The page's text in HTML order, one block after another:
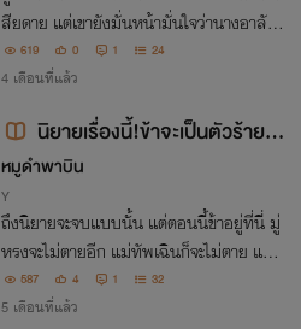
สียดาย แต่เขายังมั่นหน้ามั่นใจว่านางอาลัยอ
าวรณ์ ทั้งที่นางเลือกเดินหน้ารักคนใหม่ได้ไ
ฉไลสุดๆ คนใหม่คนนี้ที่มีรักแท้ให้นางตลอด
มา คนที่รักและหวงแหนนางที่สุด
619 0 1 24
4 เดือนที่แล้ว
นิยายเรื่องนี้!ข้าจะเป็นตัวร้ายที่ไ
ม่โง่
หมูดำพาบิน
Y
ถึงนิยายจะจบแบบนั้น แต่ตอนนี้ข้าอยู่ที่นี่ มู่
หรงจะไม่ตายอีก แม่ทัพเฉินก็จะไม่ตาย และ
พี่สาวของเจ้าของร่างคนนี้…จะไม่ได้แตะบัล
ลังก์!
587 4 1 32
5 เดือนที่แล้ว